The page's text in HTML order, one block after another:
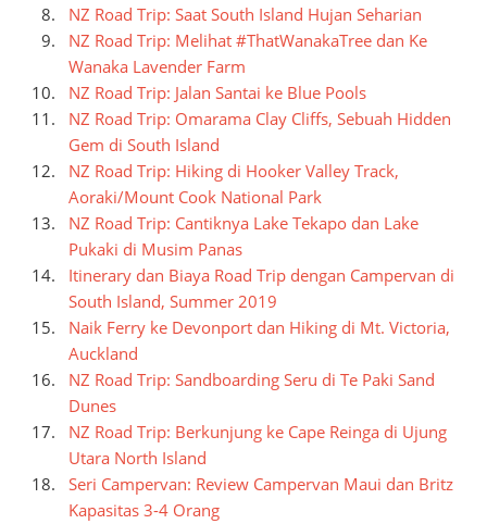
NZ Road Trip: Saat South Island Hujan Seharian
NZ Road Trip: Melihat #ThatWanakaTree dan Ke
Wanaka Lavender Farm
NZ Road Trip: Jalan Santai ke Blue Pools
NZ Road Trip: Omarama Clay Cliffs, Sebuah Hidden
Gem di South Island
NZ Road Trip: Hiking di Hooker Valley Track,
Aoraki/Mount Cook National Park
NZ Road Trip: Cantiknya Lake Tekapo dan Lake
Pukaki di Musim Panas
Itinerary dan Biaya Road Trip dengan Campervan di
South Island, Summer 2019
Naik Ferry ke Devonport dan Hiking di Mt. Victoria,
Auckland
NZ Road Trip: Sandboarding Seru di Te Paki Sand
Dunes
NZ Road Trip: Berkunjung ke Cape Reinga di Ujung
Utara North Island
Seri Campervan: Review Campervan Maui dan Britz
Kapasitas 3-4 Orang